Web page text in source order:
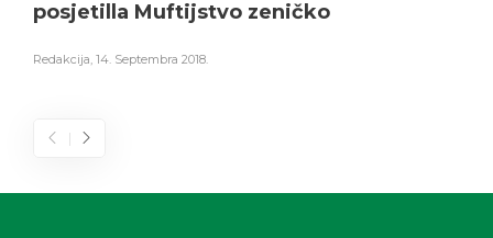
posjetilla Muftijstvo zeničko
Redakcija 14. Septembra 2018.